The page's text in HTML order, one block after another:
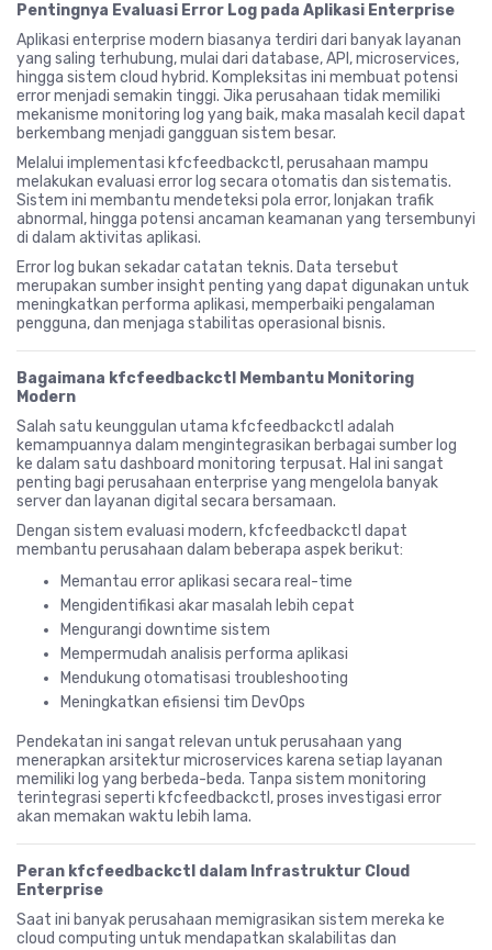
Pentingnya Evaluasi Error Log pada Aplikasi Enterprise
Aplikasi enterprise modern biasanya terdiri dari banyak layanan
yang saling terhubung, mulai dari database, API, microservices,
hingga sistem cloud hybrid. Kompleksitas ini membuat potensi
error menjadi semakin tinggi. Jika perusahaan tidak memiliki
mekanisme monitoring log yang baik, maka masalah kecil dapat
berkembang menjadi gangguan sistem besar.
Melalui implementasi kfcfeedbackctl, perusahaan mampu
melakukan evaluasi error log secara otomatis dan sistematis.
Sistem ini membantu mendeteksi pola error, lonjakan trafik
abnormal, hingga potensi ancaman keamanan yang tersembunyi
di dalam aktivitas aplikasi.
Error log bukan sekadar catatan teknis. Data tersebut
merupakan sumber insight penting yang dapat digunakan untuk
meningkatkan performa aplikasi, memperbaiki pengalaman
pengguna, dan menjaga stabilitas operasional bisnis.
Bagaimana kfcfeedbackctl Membantu Monitoring
Modern
Salah satu keunggulan utama kfcfeedbackctl adalah
kemampuannya dalam mengintegrasikan berbagai sumber log
ke dalam satu dashboard monitoring terpusat. Hal ini sangat
penting bagi perusahaan enterprise yang mengelola banyak
server dan layanan digital secara bersamaan.
Dengan sistem evaluasi modern, kfcfeedbackctl dapat
membantu perusahaan dalam beberapa aspek berikut:
Memantau error aplikasi secara real-time
Mengidentifikasi akar masalah lebih cepat
Mengurangi downtime sistem
Mempermudah analisis performa aplikasi
Mendukung otomatisasi troubleshooting
Meningkatkan efisiensi tim DevOps
Pendekatan ini sangat relevan untuk perusahaan yang
menerapkan arsitektur microservices karena setiap layanan
memiliki log yang berbeda-beda. Tanpa sistem monitoring
terintegrasi seperti kfcfeedbackctl, proses investigasi error
akan memakan waktu lebih lama.
Peran kfcfeedbackctl dalam Infrastruktur Cloud
Enterprise
Saat ini banyak perusahaan memigrasikan sistem mereka ke
cloud computing untuk mendapatkan skalabilitas dan